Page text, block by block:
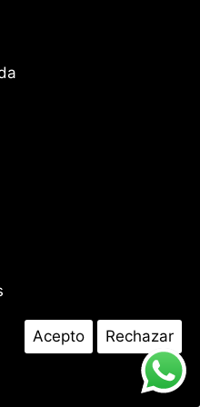
los derechos reservados I
Acepto Rechazar